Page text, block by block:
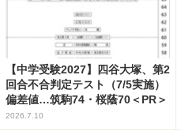
【中学受験2027】四谷大塚、第2
回合不合判定テスト（7/5実施）
偏差値…筑駒74・桜蔭70＜PR＞
2026.7.10